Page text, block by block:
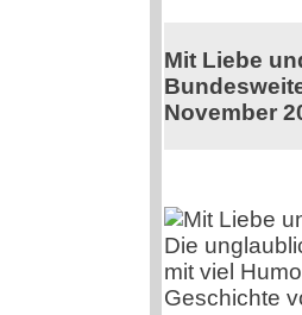
Mit Liebe
November
Die
mit viel
Geschichte